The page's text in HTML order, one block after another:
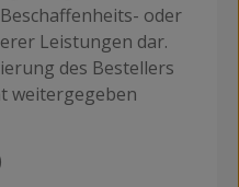
oder
Leistungen dar.
des Bestellers
weitergegeben